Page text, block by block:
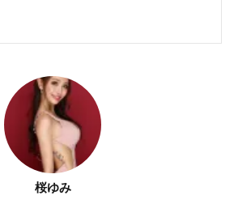
桜ゆみ